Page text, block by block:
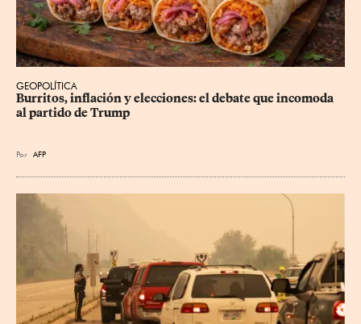
GEOPOLÍTICA
Burritos, inflación y elecciones: el debate que incomoda
al partido de Trump
Por AFP